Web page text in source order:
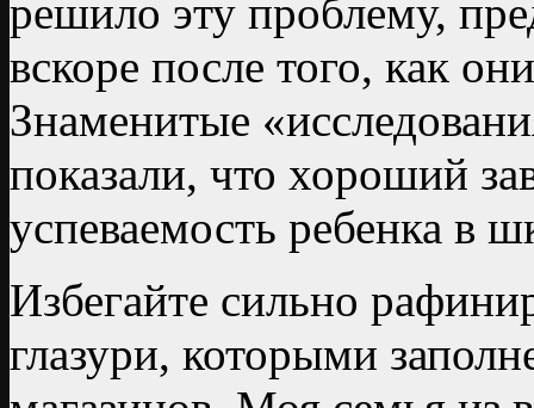
решило эту проблему,
вскоре после того, как
Знаменитые
показали, что хороший
успеваемость ребенка в
Избегайте сильно
глазури, которыми